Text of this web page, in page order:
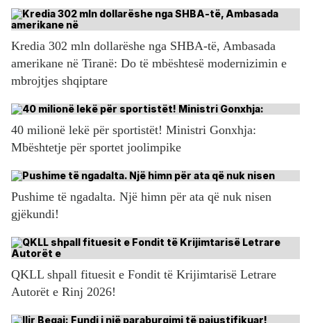
Kredia 302 mln dollarëshe nga SHBA-të, Ambasada
amerikane në Tiranë: Do të mbështesë modernizimin e
mbrojtjes shqiptare
40 milionë lekë për sportistët! Ministri Gonxhja:
Mbështetje për sportet joolimpike
Pushime të ngadalta. Një himn për ata që nuk nisen
gjëkundi!
QKLL shpall fituesit e Fondit të Krijimtarisë Letrare
Autorët e Rinj 2026!